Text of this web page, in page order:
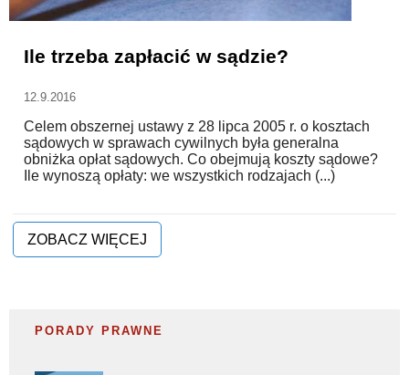
WZORY DOKUMENTÓW
Ile trzeba zapłacić w sądzie?
12.9.2016
Celem obszernej ustawy z 28 lipca 2005 r. o kosztach
sądowych w sprawach cywilnych była generalna
obniżka opłat sądowych. Co obejmują koszty sądowe?
Ile wynoszą opłaty: we wszystkich rodzajach (...)
ZOBACZ WIĘCEJ
PORADY PRAWNE